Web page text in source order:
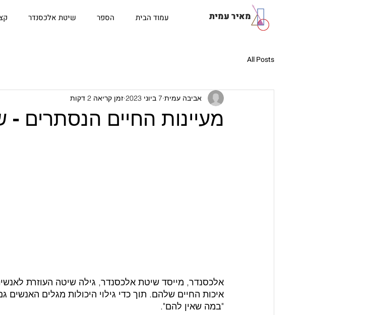
עמוד הבית הספר שיטת אלכסנדר מאיר עמית
All Posts
מעיינות החיים הנסתרים
אביבה עמית 7 ביוני 2023 זמן קריאה 2 דקות
אלכסנדר, מייסד שיטת אלכסנדר, גילה שיטה העוזרת
איכות החיים שלהם. תוך כדי גילוי היכולות מגלים
"במה שאין להם".